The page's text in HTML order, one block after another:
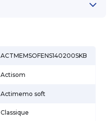
ACTMEMSOFENS140200SKB
Actisom
Actimemo soft
Classique